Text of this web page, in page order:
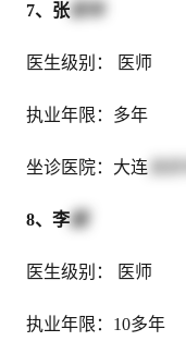
7、张
医生级别： 医师
执业年限：多年
坐诊医院：大连
8、李超
医生级别： 医师
执业年限：10多年